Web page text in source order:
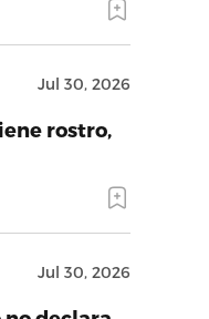
Jul 30, 2026
rostro,
Jul 30, 2026